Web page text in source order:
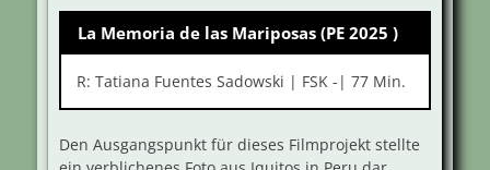
La Memoria de las Mariposas (PE 2025 )
R: Tatiana Fuentes Sadowski | FSK -| 77 Min.
Den Ausgangspunkt für dieses Filmprojekt stellte